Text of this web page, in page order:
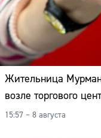
Жительница
возле торгового
15:57 – 8 августа